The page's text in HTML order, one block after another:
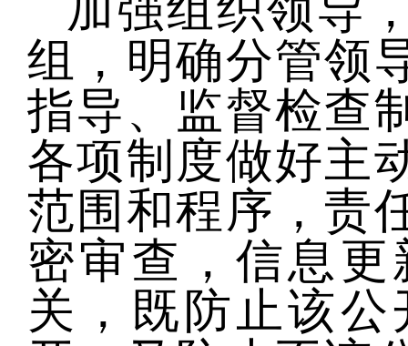
加强组织领导
组，明确分管领
指导、监督检查
各项制度做好主
范围和程序， 责
密审查，信息
关，既防止该